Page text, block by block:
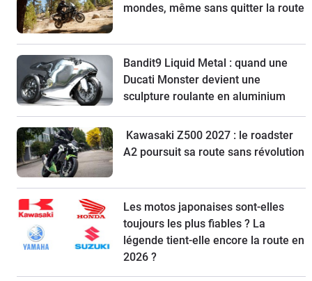
mondes, même sans quitter la route
Bandit9 Liquid Metal : quand une
Ducati Monster devient une
sculpture roulante en aluminium
Kawasaki Z500 2027 : le roadster
A2 poursuit sa route sans révolution
Les motos japonaises sont-elles
toujours les plus fiables ? La
légende tient-elle encore la route en
2026 ?